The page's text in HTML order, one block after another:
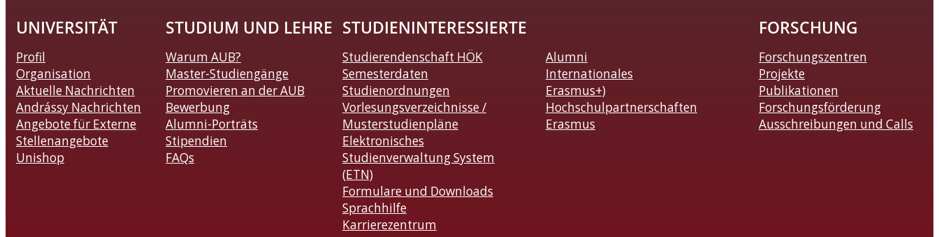
UNIVERSITÄT
Profil
Organisation
Aktuelle Nachrichten
Andrássy Nachrichten
Angebote für Externe
Stellenangebote
Unishop
STUDIUM UND LEHRE
Warum AUB?
Master-Studiengänge
Promovieren an der AUB
Bewerbung
Alumni-Porträts
Stipendien
FAQs
STUDIENINTERESSIERTE
Studierendenschaft HÖK
Semesterdaten
Studienordnungen
Vorlesungsverzeichnisse /
Musterstudienpläne
Elektronisches
Studienverwaltung System
(ETN)
Formulare und Downloads
Sprachhilfe
Karrierezentrum
Alumni
Internationales
Erasmus+)
Hochschulpartnerschaften
Erasmus
FORSCHUNG
Forschungszentren
Projekte
Publikationen
Forschungsförderung
Ausschreibungen und Calls